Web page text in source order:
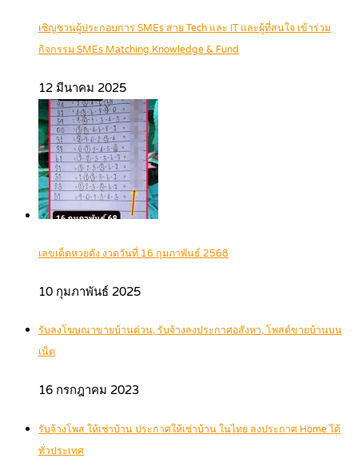
เชิญชวนผู้ประกอบการ SMEs สาย Tech และ IT และผู้ที่สนใจ เข้าร่วม
กิจกรรม SMEs Matching Knowledge & Fund
12 มีนาคม 2025
เลขเด็ดหวยดัง งวดวันที่ 16 กุมภาพันธ์ 2568
10 กุมภาพันธ์ 2025
รับลงโฆษณาขายบ้านด่วน, รับจ้างลงประกาศอสังหา, โพสต์ขายบ้านบน
เน็ต
16 กรกฎาคม 2023
รับจ้างโพส ให้เช่าบ้าน ประกาศให้เช่าบ้าน ในไทย ลงประกาศ Home ได้
ทั่วประเทศ